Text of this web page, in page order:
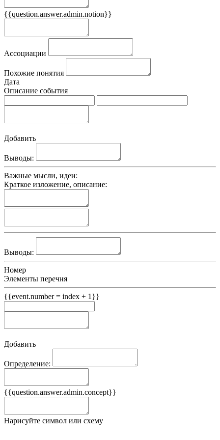
{{question.answer.admin.notion}}
Ассоциации
Похожие понятия
Дата
Описание события
Добавить
Выводы:
Важные мысли, идеи:
Краткое изложение, описание:
Выводы:
Номер
Элементы перечня
{{event.number = index + 1}}
Добавить
Определение:
{{question.answer.admin.concept}}
Нарисуйте символ или схему